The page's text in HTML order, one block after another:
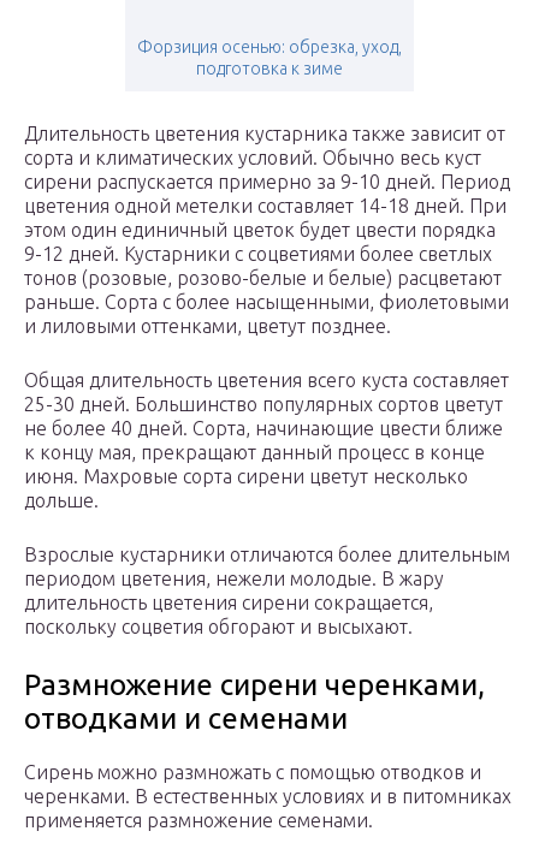
Форзиция осенью: обрезка, уход,
подготовка к зиме
Длительность цветения кустарника также зависит от
сорта и климатических условий. Обычно весь куст
сирени распускается примерно за 9-10 дней. Период
цветения одной метелки составляет 14-18 дней. При
этом один единичный цветок будет цвести порядка
9-12 дней. Кустарники с соцветиями более светлых
тонов (розовые, розово-белые и белые) расцветают
раньше. Сорта с более насыщенными, фиолетовыми
и лиловыми оттенками, цветут позднее.
Общая длительность цветения всего куста составляет
25-30 дней. Большинство популярных сортов цветут
не более 40 дней. Сорта, начинающие цвести ближе
к концу мая, прекращают данный процесс в конце
июня. Махровые сорта сирени цветут несколько
дольше.
Взрослые кустарники отличаются более длительным
периодом цветения, нежели молодые. В жару
длительность цветения сирени сокращается,
поскольку соцветия обгорают и высыхают.
Размножение сирени черенками,
отводками и семенами
Сирень можно размножать с помощью отводков и
черенками. В естественных условиях и в питомниках
применяется размножение семенами.